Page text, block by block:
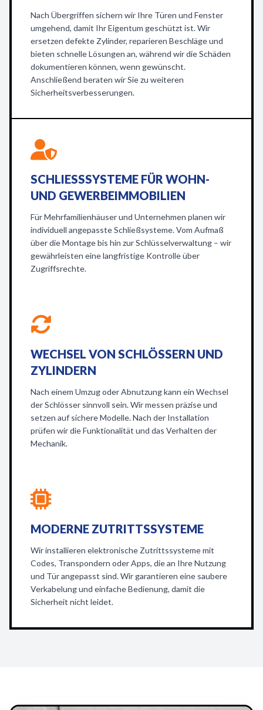
Nach Übergriffen sichern wir Ihre Türen und Fenster
umgehend, damit Ihr Eigentum geschützt ist. Wir
ersetzen defekte Zylinder, reparieren Beschläge und
bieten schnelle Lösungen an, während wir die Schäden
dokumentieren können, wenn gewünscht.
Anschließend beraten wir Sie zu weiteren
Sicherheitsverbesserungen.
SCHLIESSSYSTEME FÜR WOHN- U
ND GEWERBEIMMOBILIEN
Für Mehrfamilienhäuser und Unternehmen planen wir
individuell angepasste Schließsysteme. Vom Aufmaß
über die Montage bis hin zur Schlüsselverwaltung – wir
gewährleisten eine langfristige Kontrolle über
Zugriffsrechte.
WECHSEL VON SCHLÖSSERN UND
ZYLINDERN
Nach einem Umzug oder Abnutzung kann ein Wechsel
der Schlösser sinnvoll sein. Wir messen präzise und
setzen auf sichere Modelle. Nach der Installation
prüfen wir die Funktionalität und das Verhalten der
Mechanik.
MODERNE ZUTRITTSSYSTEME
Wir installieren elektronische Zutrittssysteme mit
Codes, Transpondern oder Apps, die an Ihre Nutzung
und Tür angepasst sind. Wir garantieren eine saubere
Verkabelung und einfache Bedienung, damit die
Sicherheit nicht leidet.